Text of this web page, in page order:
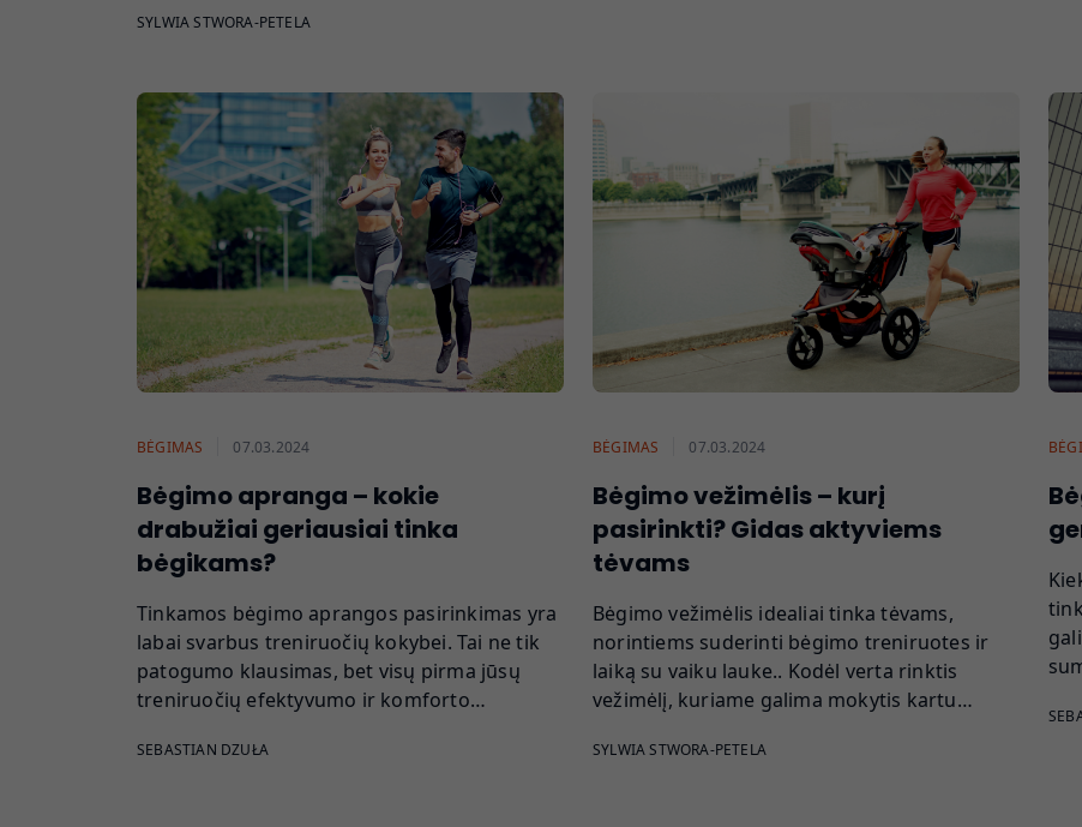
SYLWIA STWORA-PETELA
BĖGIMAS 07.03.2024
Bėgimo apranga – kokie
drabužiai geriausiai tinka
bėgikams?
Tinkamos bėgimo aprangos pasirinkimas yra
labai svarbus treniruočių kokybei. Tai ne tik
patogumo klausimas, bet visų pirma jūsų
treniruočių efektyvumo ir komforto…
SEBASTIAN DZUŁA
BĖGIMAS 07.03.2024
Bėgimo vežimėlis – kurį
pasirinkti? Gidas aktyviems
tėvams
Bėgimo vežimėlis idealiai tinka tėvams,
norintiems suderinti bėgimo treniruotes ir
laiką su vaiku lauke.. Kodėl verta rinktis
vežimėlį, kuriame galima mokytis kartu…
SYLWIA STWORA-PETELA